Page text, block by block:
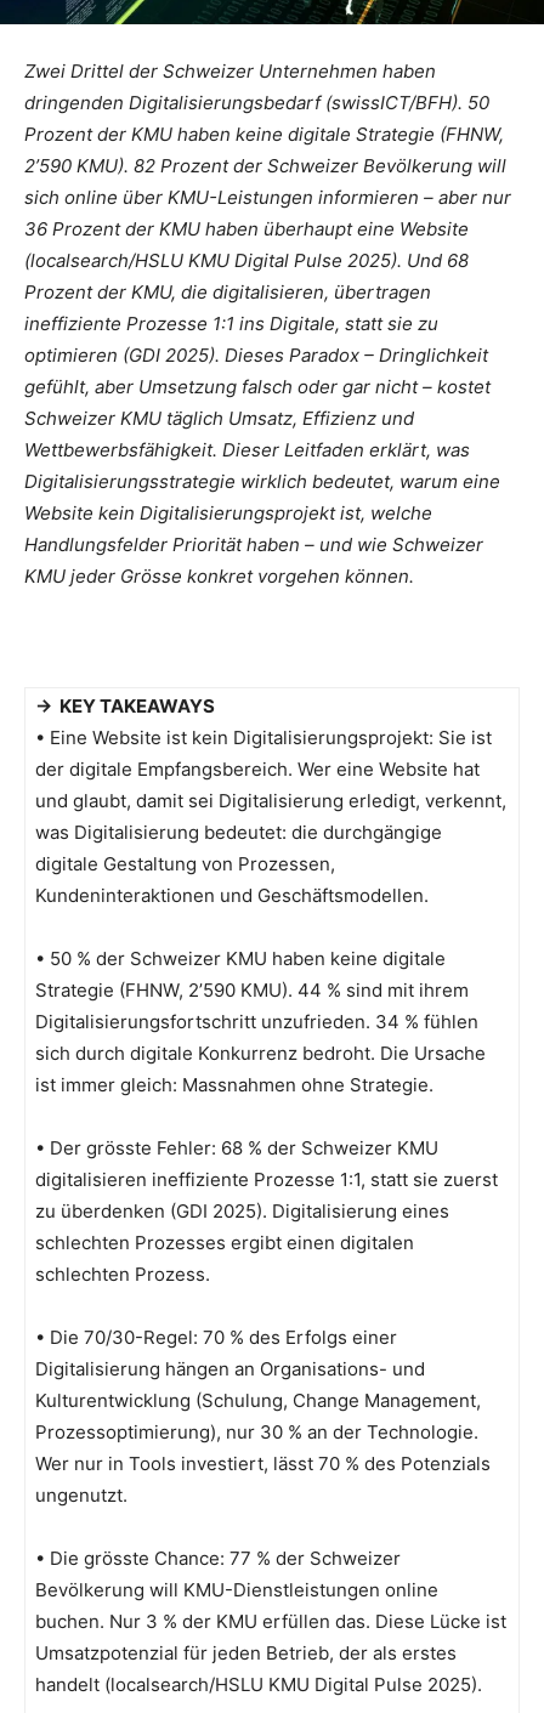
Zwei Drittel der Schweizer Unternehmen haben
dringenden Digitalisierungsbedarf (swissICT/BFH). 50
Prozent der KMU haben keine digitale Strategie (FHNW,
2’590 KMU). 82 Prozent der Schweizer Bevölkerung will
sich online über KMU-Leistungen informieren – aber nur
36 Prozent der KMU haben überhaupt eine Website
(localsearch/HSLU KMU Digital Pulse 2025). Und 68
Prozent der KMU, die digitalisieren, übertragen
ineffiziente Prozesse 1:1 ins Digitale, statt sie zu
optimieren (GDI 2025). Dieses Paradox – Dringlichkeit
gefühlt, aber Umsetzung falsch oder gar nicht – kostet
Schweizer KMU täglich Umsatz, Effizienz und
Wettbewerbsfähigkeit. Dieser Leitfaden erklärt, was
Digitalisierungsstrategie wirklich bedeutet, warum eine
Website kein Digitalisierungsprojekt ist, welche
Handlungsfelder Priorität haben – und wie Schweizer
KMU jeder Grösse konkret vorgehen können.
→ KEY TAKEAWAYS
• Eine Website ist kein Digitalisierungsprojekt: Sie ist
der digitale Empfangsbereich. Wer eine Website hat
und glaubt, damit sei Digitalisierung erledigt, verkennt,
was Digitalisierung bedeutet: die durchgängige
digitale Gestaltung von Prozessen,
Kundeninteraktionen und Geschäftsmodellen.
• 50 % der Schweizer KMU haben keine digitale
Strategie (FHNW, 2’590 KMU). 44 % sind mit ihrem
Digitalisierungsfortschritt unzufrieden. 34 % fühlen
sich durch digitale Konkurrenz bedroht. Die Ursache
ist immer gleich: Massnahmen ohne Strategie.
• Der grösste Fehler: 68 % der Schweizer KMU
digitalisieren ineffiziente Prozesse 1:1, statt sie zuerst
zu überdenken (GDI 2025). Digitalisierung eines
schlechten Prozesses ergibt einen digitalen
schlechten Prozess.
• Die 70/30-Regel: 70 % des Erfolgs einer
Digitalisierung hängen an Organisations- und
Kulturentwicklung (Schulung, Change Management,
Prozessoptimierung), nur 30 % an der Technologie.
Wer nur in Tools investiert, lässt 70 % des Potenzials
ungenutzt.
• Die grösste Chance: 77 % der Schweizer
Bevölkerung will KMU-Dienstleistungen online
buchen. Nur 3 % der KMU erfüllen das. Diese Lücke ist
Umsatzpotenzial für jeden Betrieb, der als erstes
handelt (localsearch/HSLU KMU Digital Pulse 2025).